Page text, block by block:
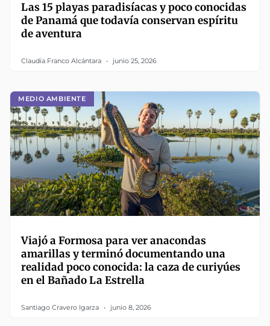
Las 15 playas paradisíacas y poco conocidas
de Panamá que todavía conservan espíritu
de aventura
Claudia Franco Alcántara junio 25, 2026
MEDIO AMBIENTE
Viajó a Formosa para ver anacondas
amarillas y terminó documentando una
realidad poco conocida: la caza de curiyúes
en el Bañado La Estrella
Santiago Cravero Igarza junio 8, 2026